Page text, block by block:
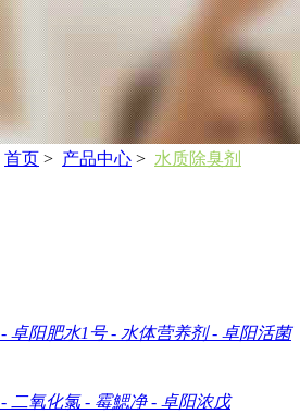
首页 > 产品中心 > 水质除臭剂
- 卓阳肥水1号 - 水体营养剂 - 卓阳活菌
- 二氧化氯 - 霉鰓净 - 卓阳浓戊